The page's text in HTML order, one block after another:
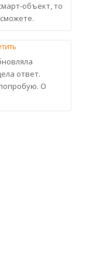
объект, то
ответ.
О